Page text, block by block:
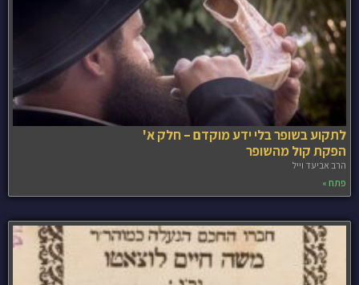
לתקוע בשופר בלי ידע מוקדם – חלק א'
הפקת קול מהשופר
הרב אביעד וייל
פתח »